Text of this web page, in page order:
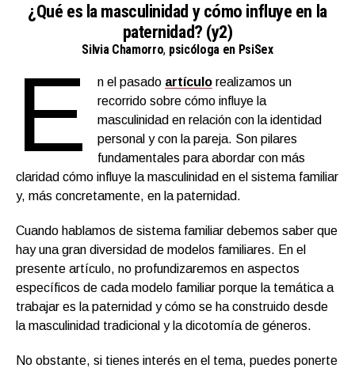
¿Qué es la masculinidad y cómo influye en la
paternidad? (y2)
Silvia Chamorro, psicóloga en PsiSex
E n el pasado artículo realizamos un
recorrido sobre cómo influye la
masculinidad en relación con la identidad
personal y con la pareja. Son pilares
fundamentales para abordar con más
claridad cómo influye la masculinidad en el sistema familiar
y, más concretamente, en la paternidad.
Cuando hablamos de sistema familiar debemos saber que
hay una gran diversidad de modelos familiares. En el
presente artículo, no profundizaremos en aspectos
específicos de cada modelo familiar porque la temática a
trabajar es la paternidad y cómo se ha construido desde
la masculinidad tradicional y la dicotomía de géneros.
No obstante, si tienes interés en el tema, puedes ponerte